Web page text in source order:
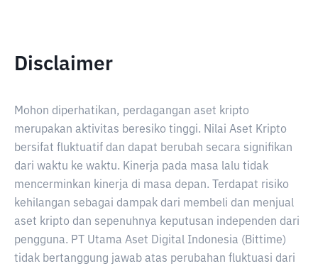
Disclaimer
Mohon diperhatikan, perdagangan aset kripto
merupakan aktivitas beresiko tinggi. Nilai Aset Kripto
bersifat fluktuatif dan dapat berubah secara signifikan
dari waktu ke waktu. Kinerja pada masa lalu tidak
mencerminkan kinerja di masa depan. Terdapat risiko
kehilangan sebagai dampak dari membeli dan menjual
aset kripto dan sepenuhnya keputusan independen dari
pengguna. PT Utama Aset Digital Indonesia (Bittime)
tidak bertanggung jawab atas perubahan fluktuasi dari